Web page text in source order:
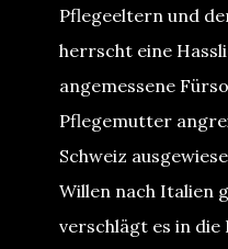
Pflegeeltern und
herrscht eine
angemessene
Pflegemutter
Schweiz
Willen nach Italien
verschlägt es in die